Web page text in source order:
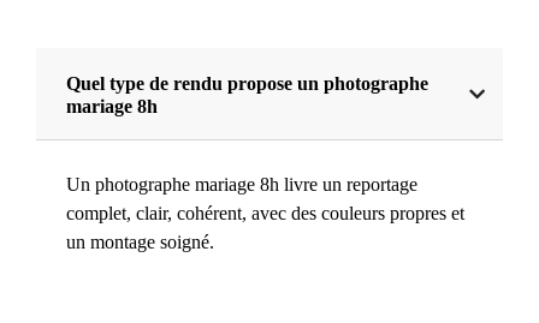
Quel type de rendu propose un photographe
mariage 8h
Un photographe mariage 8h livre un reportage
complet, clair, cohérent, avec des couleurs propres et
un montage soigné.